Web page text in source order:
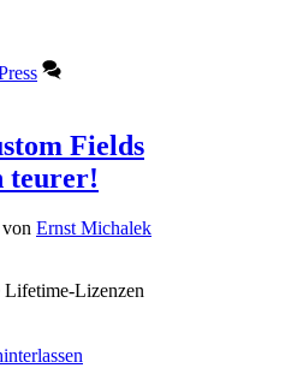
Fields
teurer!
von Ernst Michalek
Lifetime-Lizenzen